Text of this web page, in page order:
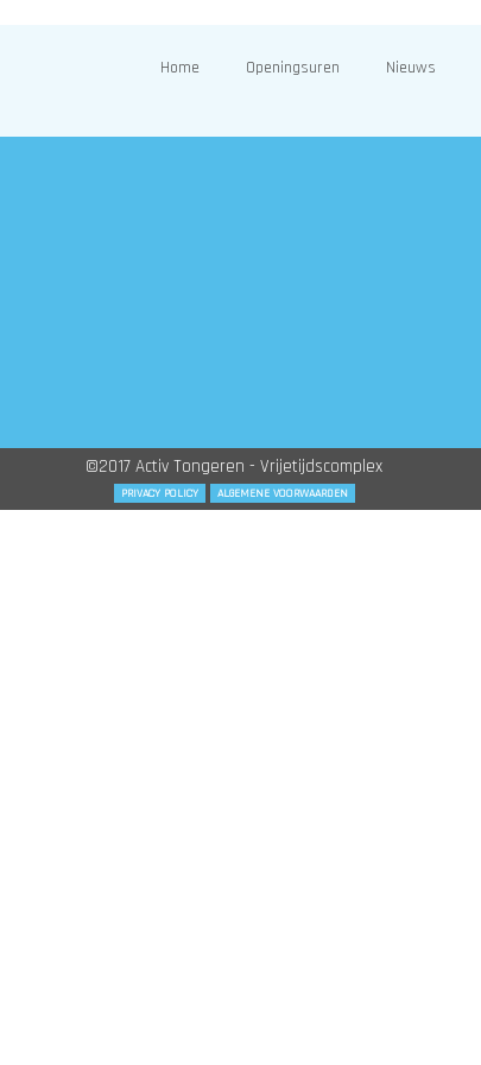
Home Openingsuren Nieuws
©2017 Activ Tongeren - Vrijetijdscomplex
PRIVACY POLICY ALGEMENE VOORWAARDEN